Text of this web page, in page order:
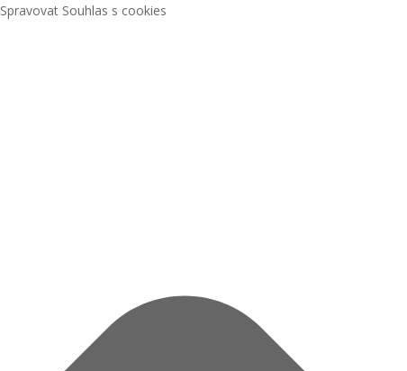
Spravovat Souhlas s cookies